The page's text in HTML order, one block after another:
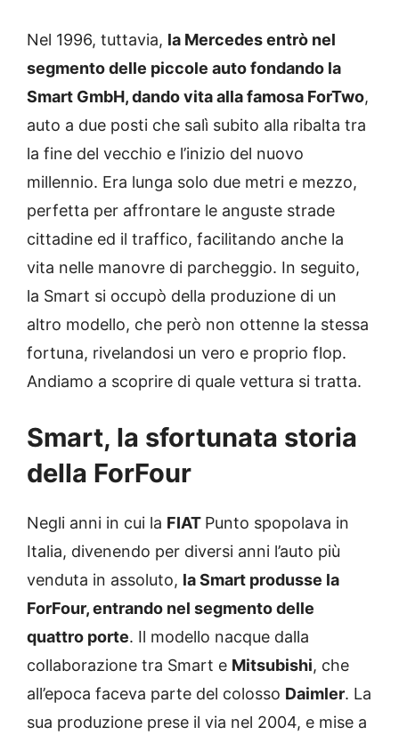
Nel 1996, tuttavia, la Mercedes entrò nel
segmento delle piccole auto fondando la
Smart GmbH, dando vita alla famosa ForTwo,
auto a due posti che salì subito alla ribalta tra
la fine del vecchio e l’inizio del nuovo
millennio. Era lunga solo due metri e mezzo,
perfetta per affrontare le anguste strade
cittadine ed il traffico, facilitando anche la
vita nelle manovre di parcheggio. In seguito,
la Smart si occupò della produzione di un
altro modello, che però non ottenne la stessa
fortuna, rivelandosi un vero e proprio flop.
Andiamo a scoprire di quale vettura si tratta.
Smart, la sfortunata storia
della ForFour
Negli anni in cui la FIAT Punto spopolava in
Italia, divenendo per diversi anni l’auto più
venduta in assoluto, la Smart produsse la
ForFour, entrando nel segmento delle
quattro porte. Il modello nacque dalla
collaborazione tra Smart e Mitsubishi, che
all’epoca faceva parte del colosso Daimler. La
sua produzione prese il via nel 2004, e mise a